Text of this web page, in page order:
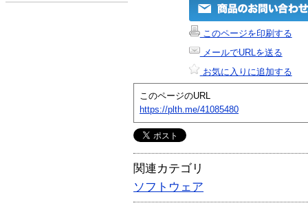
このページを印刷する
メールでURLを送る
お気に入りに追加する
このページのURL
https://plth.me/41085480
関連カテゴリ
ソフトウェア